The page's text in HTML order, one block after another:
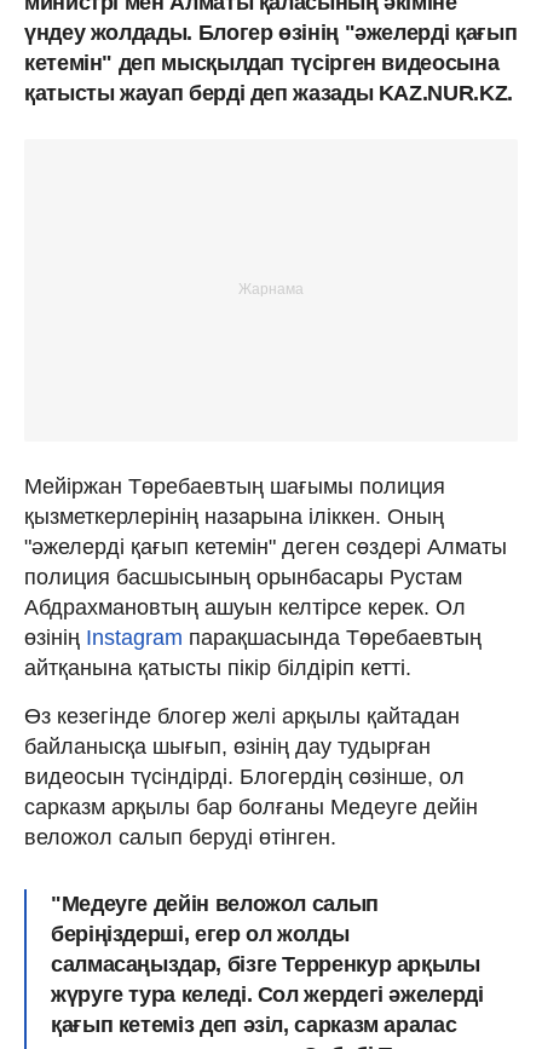
үндеу жолдады. Блогер өзінің "әжелерді қағып
кетемін" деп мысқылдап түсірген видеосына
қатысты жауап берді деп жазады KAZ.NUR.KZ.
Мейіржан Төребаевтың шағымы полиция
қызметкерлерінің назарына іліккен. Оның
"әжелерді қағып кетемін" деген сөздері Алматы
полиция басшысының орынбасары Рустам
Абдрахмановтың ашуын келтірсе керек. Ол
өзінің Instagram парақшасында Төребаевтың
айтқанына қатысты пікір білдіріп кетті.
Өз кезегінде блогер желі арқылы қайтадан
байланысқа шығып, өзінің дау тудырған
видеосын түсіндірді. Блогердің сөзінше, ол
сарказм арқылы бар болғаны Медеуге дейін
веложол салып беруді өтінген.
"Медеуге дейін веложол салып
беріңіздерші, егер ол жолды
салмасаңыздар, бізге Терренкур арқылы
жүруге тура келеді. Сол жердегі әжелерді
қағып кетеміз деп әзіл, сарказм аралас